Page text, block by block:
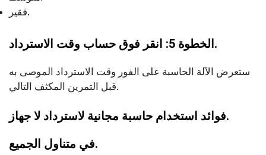
فقير.
الخطوة 5: انقر فوق حساب وقت الاسترداد.
ستعرض الآلة الحاسبة على الفور وقت الاسترداد الموصى به
قبل التمرين المكثف التالي.
فوائد استخدام حاسبة مجانية لاسترداد لا جهاز.
في متناول الجميع.